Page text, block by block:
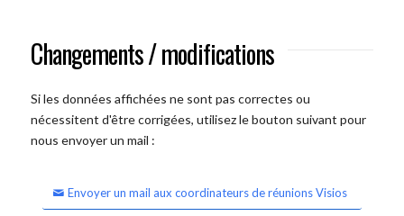
Changements / modifications
Si les données affichées ne sont pas correctes ou
nécessitent d'être corrigées, utilisez le bouton suivant pour
nous envoyer un mail :
Envoyer un mail aux coordinateurs de réunions Visios